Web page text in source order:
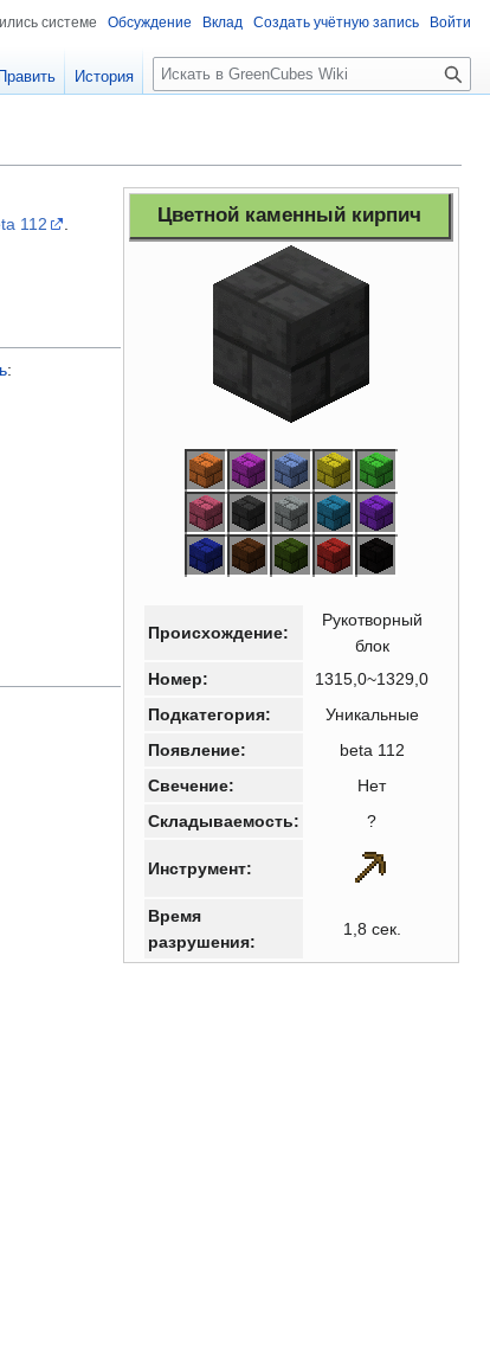
Цветной каменный кирпич
Происхождение:
Рукотворный
блок
Номер:
1315,0~1329,0
Подкатегория:
Уникальные
Появление:
beta 112
Свечение:
Нет
Складываемость:
?
Инструмент:
Время
разрушения:
1,8 сек.
112
.
:
системе Обсуждение Вклад Создать учётную запись Войти
Править История
Поиск